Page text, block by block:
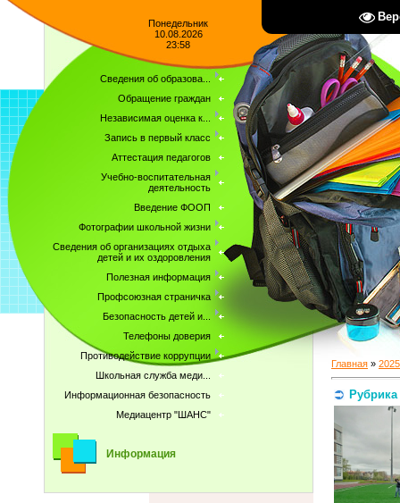
Понедельник
10.08.2026
23:58
Сведения об образова...
Обращение граждан
Независимая оценка к...
Запись в первый класс
Аттестация педагогов
Учебно-воспитательная
деятельность
Введение ФООП
Фотографии школьной жизни
Сведения об организациях отдыха
детей и их оздоровления
Полезная информация
Профсоюзная страничка
Безопасность детей и...
Телефоны доверия
Противодействие коррупции
Школьная служба меди...
Информационная безопасность
Медиацентр "ШАНС"
Информация
Главная » 2025